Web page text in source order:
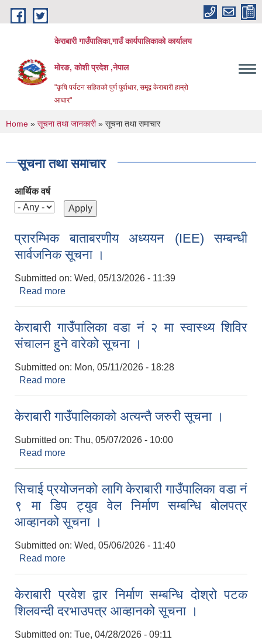
Skip to main content
केराबारी गाउँपालिका,गाउँ कार्यपालिकाको कार्यालय
मोरङ, कोशी प्रदेश ,नेपाल
"कृषि पर्यटन सहितको पुर्ण पुर्वाधार, समृद्व केराबारी हाम्रो
आधार"
You are here
Home » सूचना तथा जानकारी» सूचना तथा समाचार
सूचना तथा समाचार
आर्थिक वर्ष
प्रारम्भिक बाताबरणीय अध्ययन (IEE) सम्बन्धी
सार्वजनिक सूचना ।
Submitted on: Wed, 05/13/2026 - 11:39
Read more
केराबारी गाउँपालिका वडा नं २ मा स्वास्थ्य शिविर
संचालन हुने वारेको सूचना ।
Submitted on: Mon, 05/11/2026 - 18:28
Read more
केराबारी गाउँपालिकाको अत्यन्तै जरुरी सूचना ।
Submitted on: Thu, 05/07/2026 - 10:00
Read more
सिचाई प्रयोजनको लागि केराबारी गाउँपालिका वडा नं
९ मा डिप ट्युव वेल निर्माण सम्बन्धि बोलपत्र
आव्हानको सूचना ।
Submitted on: Wed, 05/06/2026 - 11:40
Read more
केराबारी प्रवेश द्वार निर्माण सम्बन्धि दोश्रो पटक
शिलवन्दी दरभाउपत्र आव्हानको सूचना ।
Submitted on: Tue, 04/28/2026 - 09:11